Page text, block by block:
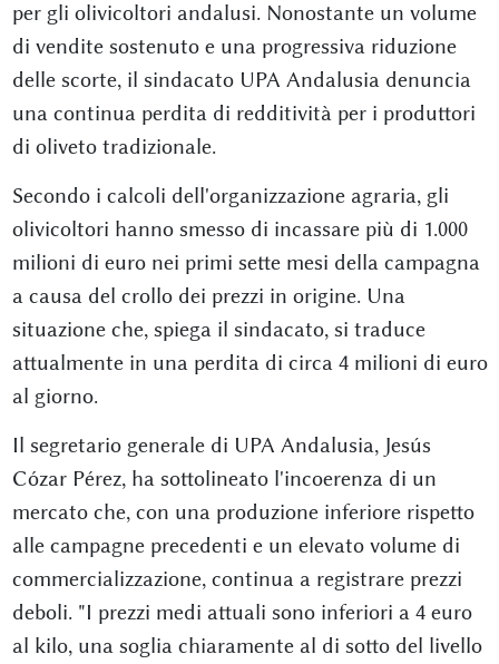
per gli olivicoltori andalusi. Nonostante un volume
di vendite sostenuto e una progressiva riduzione
delle scorte, il sindacato UPA Andalusia denuncia
una continua perdita di redditività per i produttori
di oliveto tradizionale.
Secondo i calcoli dell'organizzazione agraria, gli
olivicoltori hanno smesso di incassare più di 1.000
milioni di euro nei primi sette mesi della campagna
a causa del crollo dei prezzi in origine. Una
situazione che, spiega il sindacato, si traduce
attualmente in una perdita di circa 4 milioni di euro
al giorno.
Il segretario generale di UPA Andalusia, Jesús
Cózar Pérez, ha sottolineato l'incoerenza di un
mercato che, con una produzione inferiore rispetto
alle campagne precedenti e un elevato volume di
commercializzazione, continua a registrare prezzi
deboli. "I prezzi medi attuali sono inferiori a 4 euro
al kilo, una soglia chiaramente al di sotto del livello